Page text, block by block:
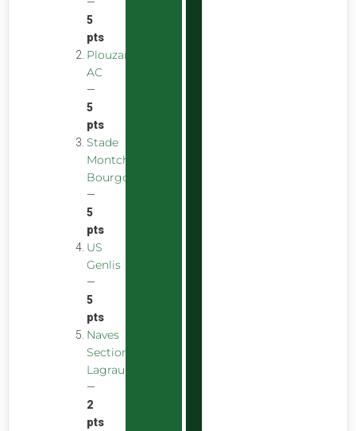
5
pts
Plouzane
AC
—
5
pts
Stade
Montchaninois
Bourgogne
—
5
pts
US
Genlis
—
5
pts
Naves
Section
Lagraulière
—
2
pts